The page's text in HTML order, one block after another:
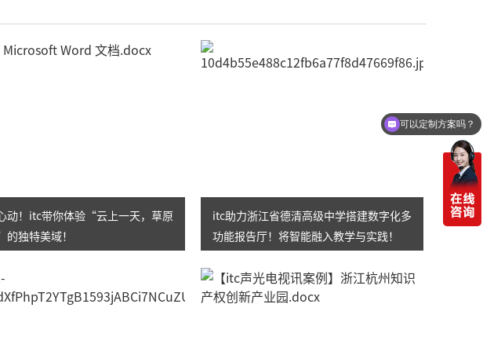
动！itc带你体验“云上一天，草原
独特美域！
itc助力浙江省德清高级中学搭建数字化多
功能报告厅！将智能融入教学与实践！
可以定制方案吗？